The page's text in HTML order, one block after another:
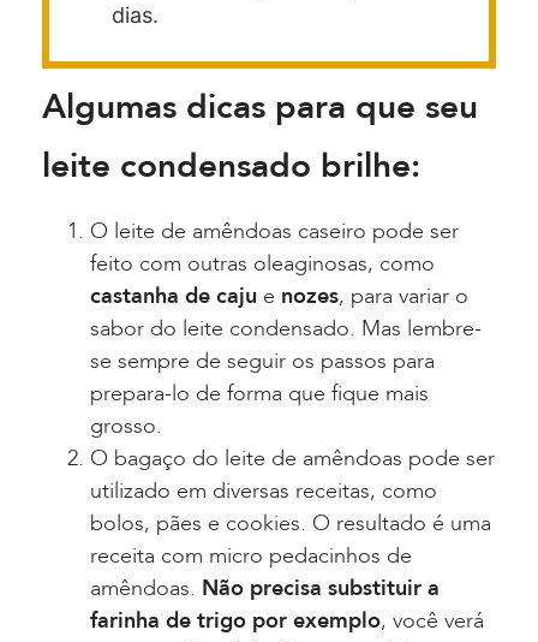
dias.
Algumas dicas para que seu
leite condensado brilhe:
O leite de amêndoas caseiro pode ser
feito com outras oleaginosas, como
castanha de caju e nozes, para variar o
sabor do leite condensado. Mas lembre-
se sempre de seguir os passos para
prepara-lo de forma que fique mais
grosso.
O bagaço do leite de amêndoas pode ser
utilizado em diversas receitas, como
bolos, pães e cookies. O resultado é uma
receita com micro pedacinhos de
amêndoas. Não precisa substituir a
farinha de trigo por exemplo, você verá